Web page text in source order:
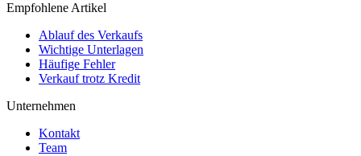
Empfohlene Artikel
Ablauf des Verkaufs
Wichtige Unterlagen
Häufige Fehler
Verkauf trotz Kredit
Unternehmen
Kontakt
Team